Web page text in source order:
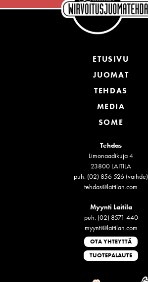
ETUSIVU
JUOMAT
TEHDAS
MEDIA
SOME
Tehdas
Limonaadikuja 4
23800 LAITILA
puh. (02) 856 526 (vaihde)
tehdas@laitilan.com
Myynti Laitila
puh. (02) 8571 440
myynti@laitilan.com
OTA YHTEYTTÄ
TUOTEPALAUTE